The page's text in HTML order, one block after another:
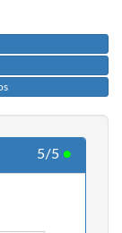
5/5 ●